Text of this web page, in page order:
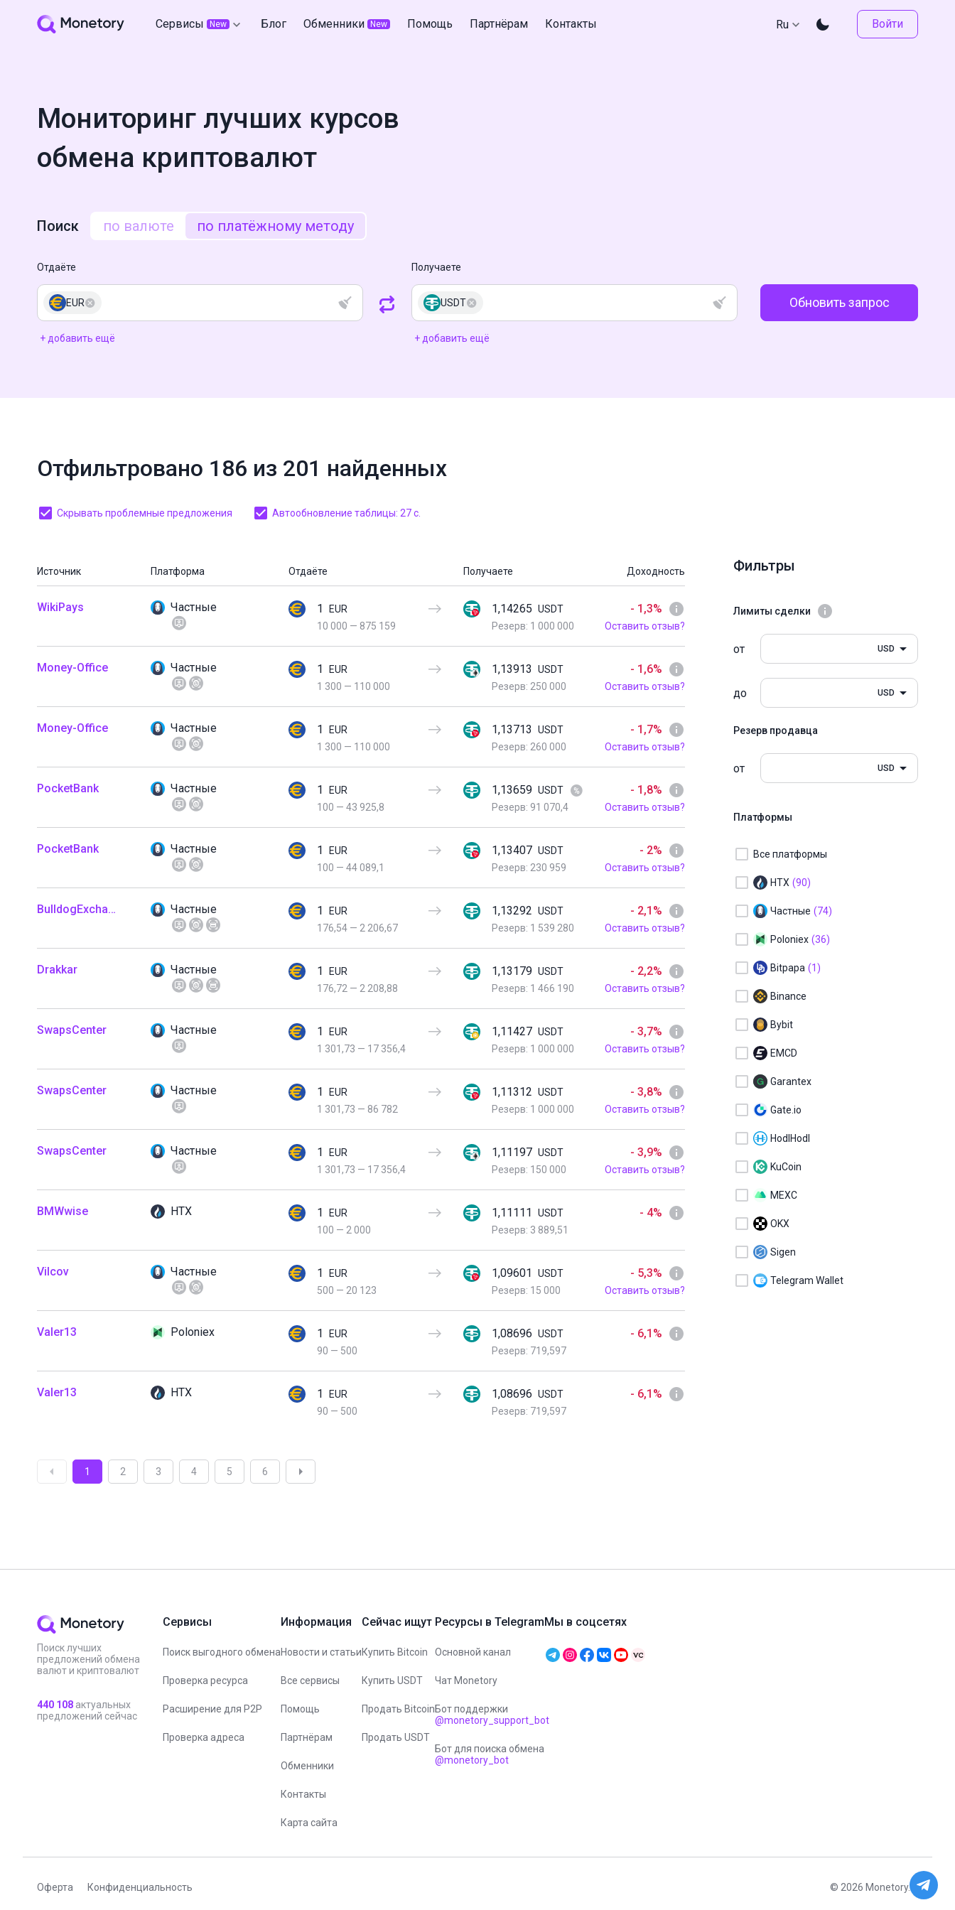
Сервисы New Блог Обменники New Помощь Партнёрам Контакты Ru Войти
Мониторинг лучших курсов
обмена криптовалют
Поиск по валюте по платёжному методу
Отдаёте
EUR
+ добавить ещё
Получаете
USDT
+ добавить ещё
Обновить запрос
Отфильтровано 186 из 201 найденных
Скрывать проблемные предложения Автообновление таблицы: 27 с.
Источник Платформа Отдаёте Получаете Доходность
WikiPays Частные 1
EUR
10 000 — 875 159
1,14265 USDT
Резерв: 1 000 000
- 1,3%
Оставить отзыв?
Money-Office Частные 1
EUR
1 300 — 110 000
1,13913
USDT
Резерв: 250 000
- 1,6%
Оставить отзыв?
Money-Office Частные 1
EUR
1 300 — 110 000
1,13713
USDT
Резерв: 260 000
- 1,7%
Оставить отзыв?
PocketBank Частные 1
EUR
100 — 43 925,8
1,13659 USDT
Резерв: 91 070,4
- 1,8%
Оставить отзыв?
PocketBank Частные 1
EUR
100 — 44 089,1
1,13407 USDT
Резерв: 230 959
- 2%
Оставить отзыв?
BulldogExchange Частные 1
EUR
176,54 — 2 206,67
1,13292 USDT
Резерв: 1 539 280
- 2,1%
Оставить отзыв?
Drakkar Частные 1
EUR
176,72 — 2 208,88
1,13179 USDT
Резерв: 1 466 190
- 2,2%
Оставить отзыв?
SwapsCenter Частные 1
EUR
1 301,73 — 17 356,4
1,11427 USDT
Резерв: 1 000 000
- 3,7%
Оставить отзыв?
SwapsCenter Частные 1
EUR
1 301,73 — 86 782
1,11312 USDT
Резерв: 1 000 000
- 3,8%
Оставить отзыв?
SwapsCenter Частные 1
EUR
1 301,73 — 17 356,4
1,11197 USDT
Резерв: 150 000
- 3,9%
Оставить отзыв?
BMWwise HTX 1
EUR
100 — 2 000
1,11111
USDT
Резерв: 3 889,51
- 4%
Vilcov Частные 1
EUR
500 — 20 123
1,09601
USDT
Резерв: 15 000
- 5,3%
Оставить отзыв?
Valer13 Poloniex 1
EUR
90 — 500
1,08696 USDT
Резерв: 719,597
- 6,1%
Valer13 HTX 1
EUR
90 — 500
1,08696 USDT
Резерв: 719,597
- 6,1%
1 2 3 4 5 6
Фильтры
Лимиты сделки
от USD
до USD
Резерв продавца
от USD
Платформы
Все платформы
HTX (90)
Частные (74)
Poloniex (36)
Bitpapa (1)
Binance
Bybit
EMCD
Garantex
Gate.io
HodlHodl
KuCoin
MEXC
OKX
Sigen
Telegram Wallet
Поиск лучших
предложений обмена
валют и криптовалют
440 108 актуальных
предложений сейчас
Сервисы
Поиск выгодного обмена
Проверка ресурса
Расширение для P2P
Проверка адреса
Информация
Новости и статьи
Все сервисы
Помощь
Партнёрам
Обменники
Контакты
Карта сайта
Сейчас ищут
Купить Bitcoin
Купить USDT
Продать Bitcoin
Продать USDT
Ресурсы в Telegram
Основной канал
Чат Monetory
Бот поддержки
@monetory_support_bot
Бот для поиска обмена
@monetory_bot
Мы в соцсетях
Оферта Конфиденциальность © 2026 Monetory.io